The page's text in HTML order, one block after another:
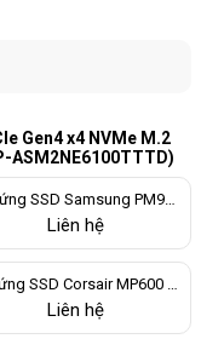
Gen4 x4 NVMe M.2
ASM2NE6100TTTD)
SSD Samsung PM9A
M.2 NVMe PCIe Gen 4 x
6500MB/s - Ghi 4700M
B/s)
Liên hệ
SSD Corsair MP600 C
1TB M.2 NVMe Gen 4x4
4700MB/s, Ghi 1950MB/
F1000GBMP600C
Liên hệ